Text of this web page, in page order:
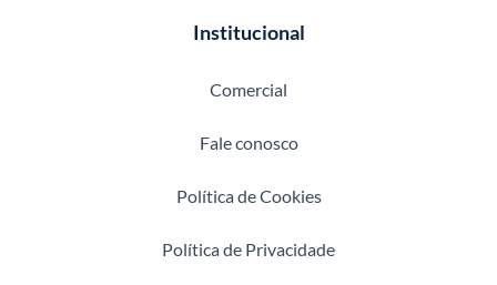
Institucional
Comercial
Fale conosco
Política de Cookies
Política de Privacidade